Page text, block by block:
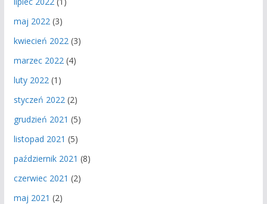
maj 2022 (3)
kwiecień 2022 (3)
marzec 2022 (4)
luty 2022 (1)
styczeń 2022 (2)
grudzień 2021 (5)
listopad 2021 (5)
październik 2021 (8)
czerwiec 2021 (2)
maj 2021 (2)